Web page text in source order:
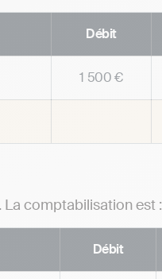
Débit
1 500 €
comptabilisation est :
Débit